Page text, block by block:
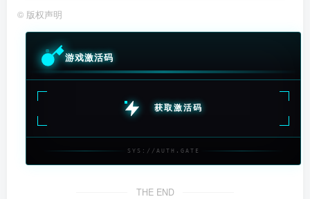
© 版权声明
游戏激活码
获取激活码
SYS://AUTH.GATE
THE END